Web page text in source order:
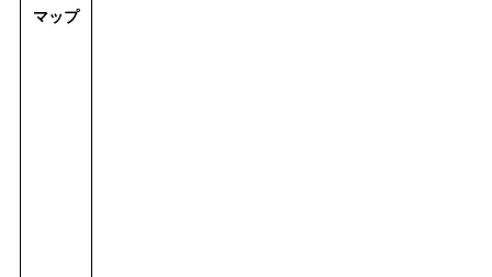
マップ